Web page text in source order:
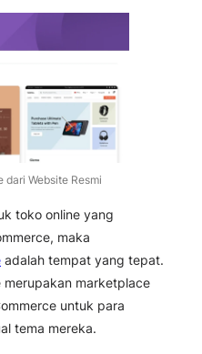
dari Website Resmi
toko online yang
maka
adalah tempat yang tepat.
merupakan marketplace
untuk para
tema mereka.